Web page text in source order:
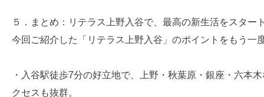
５．まとめ：リテラス上野入谷で、最高の新生活をスター
今回ご紹介した「リテラス上野入谷」のポイントをもう一
・入谷駅徒歩7分の好立地で、上野・秋葉原・銀座・六本
クセスも抜群。